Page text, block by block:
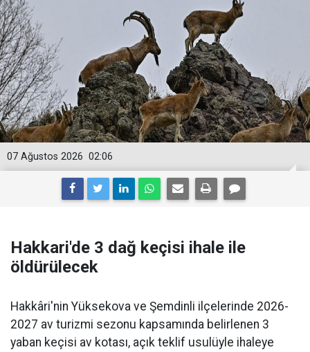
02:06
07 Ağustos 2026
Hakkari'de 3 dağ keçisi ihale ile
öldürülecek
Hakkâri'nin Yüksekova ve Şemdinli ilçelerinde 2026-
2027 av turizmi sezonu kapsamında belirlenen 3
yaban keçisi av kotası, açık teklif usulüyle ihaleye